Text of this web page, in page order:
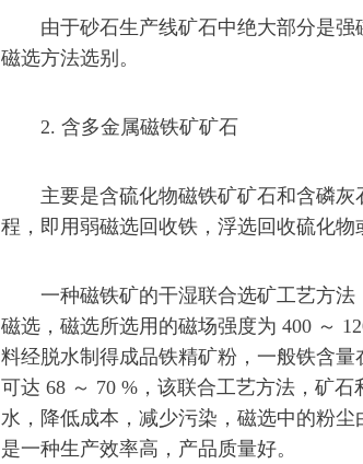
由于砂石生产线矿石中绝大部分是强
磁选方法选别。
2. 含多金属磁铁矿矿石
主要是含硫化物磁铁矿矿石和含磷灰
程，即用弱磁选回收铁，浮选回收硫化物
一种磁铁矿的干湿联合选矿工艺方法
磁选，磁选所选用的磁场强度为 400 ～
料经脱水制得成品铁精矿粉，一般铁含
可达 68 ～ 70 %，该联合工艺方法，矿
水，降低成本，减少污染，磁选中的粉
是一种生产效率高，产品质量好。